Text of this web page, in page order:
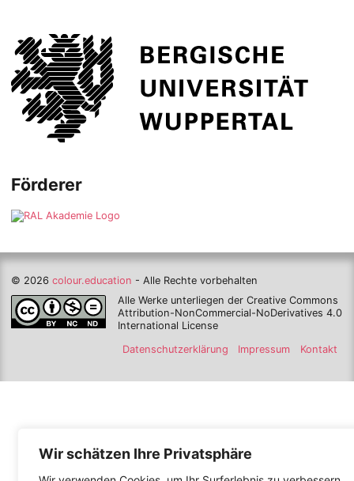
Wir schätzen Ihre Privatsphäre
Förderer
© 2026 colour.education - Alle Rechte vorbehalten
Alle Werke unterliegen der Creative Commons
Attribution-NonCommercial-NoDerivatives 4.0
International License
Datenschutzerklärung
Impressum Kontakt